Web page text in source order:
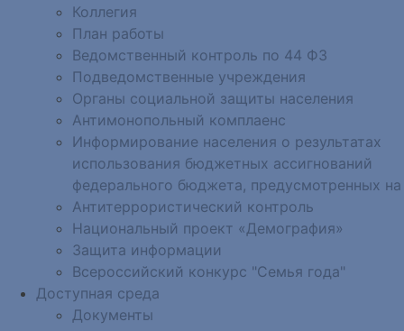
Коллегия
План работы
Ведомственный контроль по 44 ФЗ
Подведомственные учреждения
Органы социальной защиты населения
Антимонопольный комплаенс
Информирование населения о результатах
использования бюджетных ассигнований
федерального бюджета, предусмотренных на
Антитеррористический контроль
Национальный проект «Демография»
Защита информации
Всероссийский конкурс "Семья года"
Доступная среда
Документы